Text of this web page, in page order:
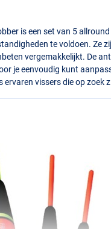
is een set van 5
te voldoen. Ze
vergemakkelijkt. De
je eenvoudig kunt
ervaren vissers die op zoek